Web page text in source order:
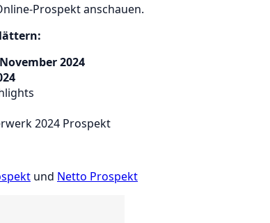
Prospekt anschauen.
2024
2024 Prospekt
und Netto Prospekt